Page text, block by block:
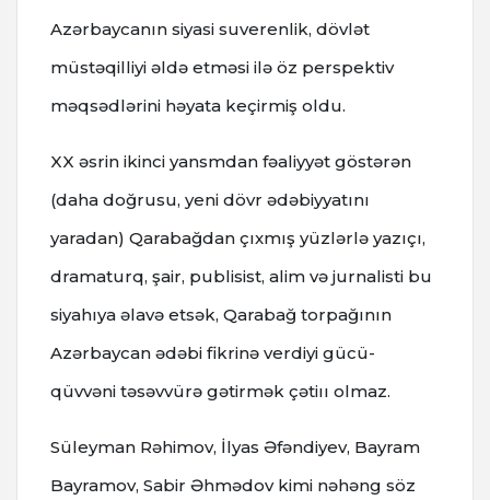
Azərbaycanın siyasi suverenlik, dövlət
müstəqilliyi əldə etməsi ilə öz perspektiv
məqsədlərini həyata keçirmiş oldu.
XX əsrin ikinci yansmdan fəaliyyət göstərən
(daha doğrusu, yeni dövr ədəbiyyatını
yaradan) Qarabağdan çıxmış yüzlərlə yazıçı,
dramaturq, şair, publisist, alim və jurnalisti bu
siyahıya əlavə etsək, Qarabağ torpağının
Azərbaycan ədəbi fikrinə verdiyi gücü-
qüvvəni təsəvvürə gətirmək çətiıı olmaz.
Süleyman Rəhimov, İlyas Əfəndiyev, Bayram
Bayramov, Sabir Əhmədov kimi nəhəng söz